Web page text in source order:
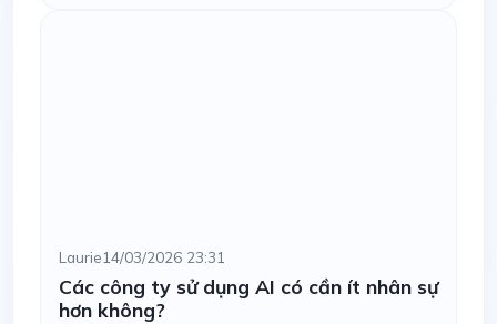
Laurie14/03/2026 23:31
Các công ty sử dụng AI có cần ít nhân sự
hơn không?